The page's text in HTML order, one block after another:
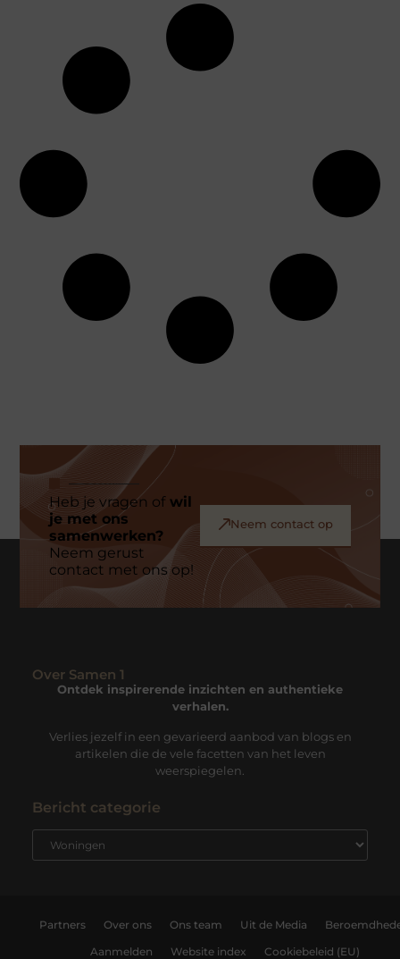
Heb je vragen ofwil
je met ons
samenwerken?
Neem gerust
contact met ons op!
Neem contact op
Over Samen 1
Ontdek inspirerende inzichten en authentieke
verhalen.
Verlies jezelf in een gevarieerd aanbod van blogs en
artikelen die de vele facetten van het leven
weerspiegelen.
Bericht categorie
Partners Over ons Ons team Uit de Media
Aanmelden Website index Cookiebeleid (EU)